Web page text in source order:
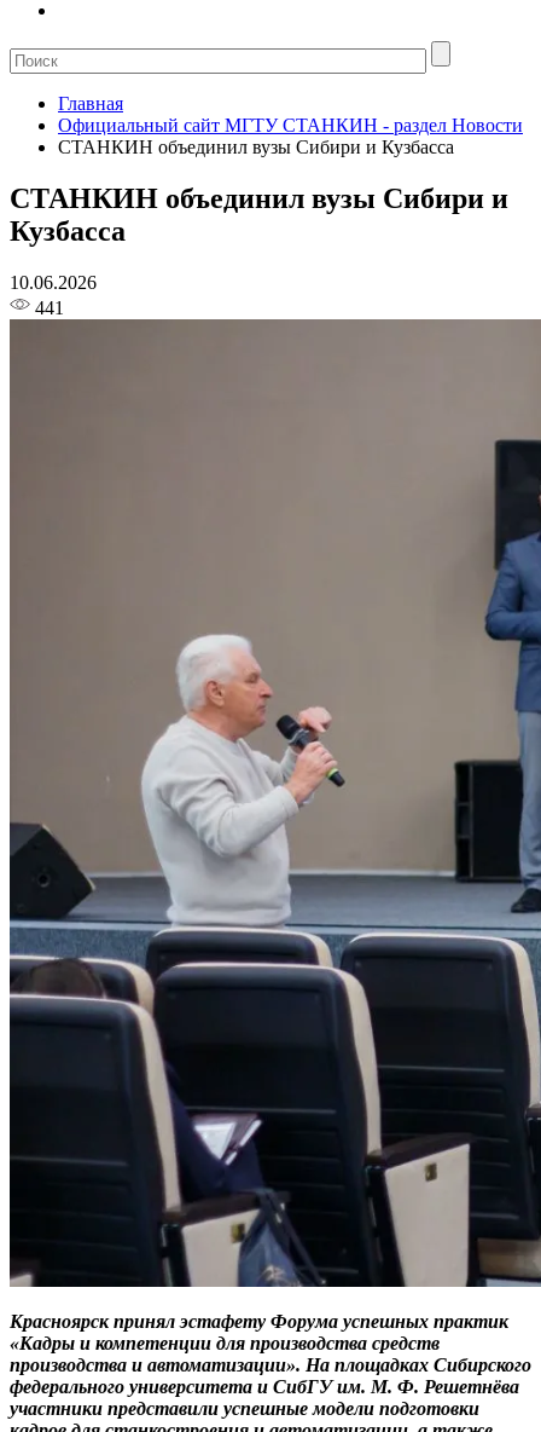
Главная
Официальный сайт МГТУ СТАНКИН - раздел Новости
СТАНКИН объединил вузы Сибири и Кузбасса
СТАНКИН объединил вузы Сибири и
Кузбасса
10.06.2026
441
Красноярск принял эстафету Форума успешных практик
«Кадры и компетенции для производства средств
производства и автоматизации». На площадках Сибирского
федерального университета и СибГУ им. М. Ф. Решетнёва
участники представили успешные модели подготовки